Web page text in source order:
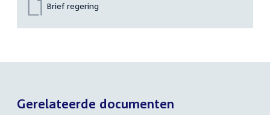
Brief regering
Gerelateerde documenten